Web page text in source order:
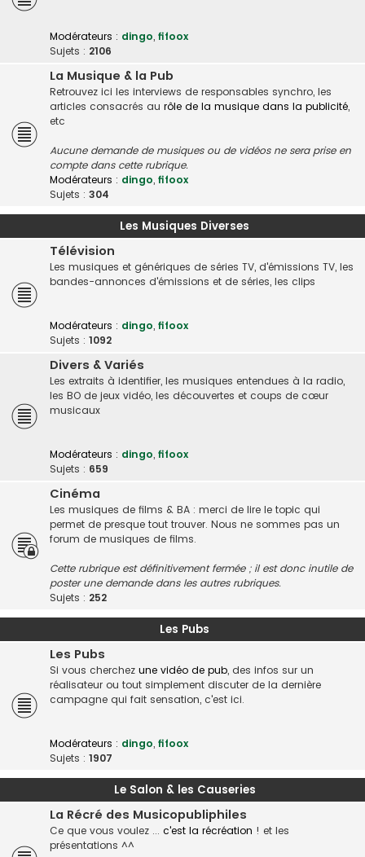
Modérateurs : dingo, fifoox
Sujets : 2106
La Musique & la Pub
Retrouvez ici les interviews de responsables synchro, les
articles consacrés au rôle de la musique dans la publicité,
etc
Aucune demande de musiques ou de vidéos ne sera prise en
compte dans cette rubrique.
Modérateurs : dingo, fifoox
Sujets : 304
Les Musiques Diverses
Télévision
Les musiques et génériques de séries TV, d'émissions TV, les
bandes-annonces d'émissions et de séries, les clips
Modérateurs : dingo, fifoox
Sujets : 1092
Divers & Variés
Les extraits à identifier, les musiques entendues à la radio,
les BO de jeux vidéo, les découvertes et coups de cœur
musicaux
Modérateurs : dingo, fifoox
Sujets : 659
Cinéma
Les musiques de films & BA : merci de lire le topic qui
permet de presque tout trouver. Nous ne sommes pas un
forum de musiques de films.
Cette rubrique est définitivement fermée ; il est donc inutile de
poster une demande dans les autres rubriques.
Sujets : 252
Les Pubs
Les Pubs
Si vous cherchez une vidéo de pub, des infos sur un
réalisateur ou tout simplement discuter de la dernière
campagne qui fait sensation, c'est ici.
Modérateurs : dingo, fifoox
Sujets : 1907
Le Salon & les Causeries
La Récré des Musicopubliphiles
Ce que vous voulez ... c'est la récréation ! et les
présentations ^^